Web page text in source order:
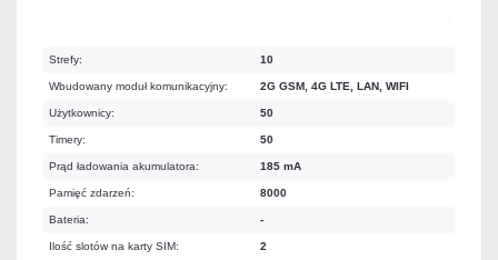
Strefy: 10
Wbudowany moduł komunikacyjny: 2G GSM, 4G LTE, LAN, WIFI
Użytkownicy: 50
Timery: 50
Prąd ładowania akumulatora: 185 mA
Pamięć zdarzeń: 8000
Bateria: -
Ilość slotów na karty SIM: 2